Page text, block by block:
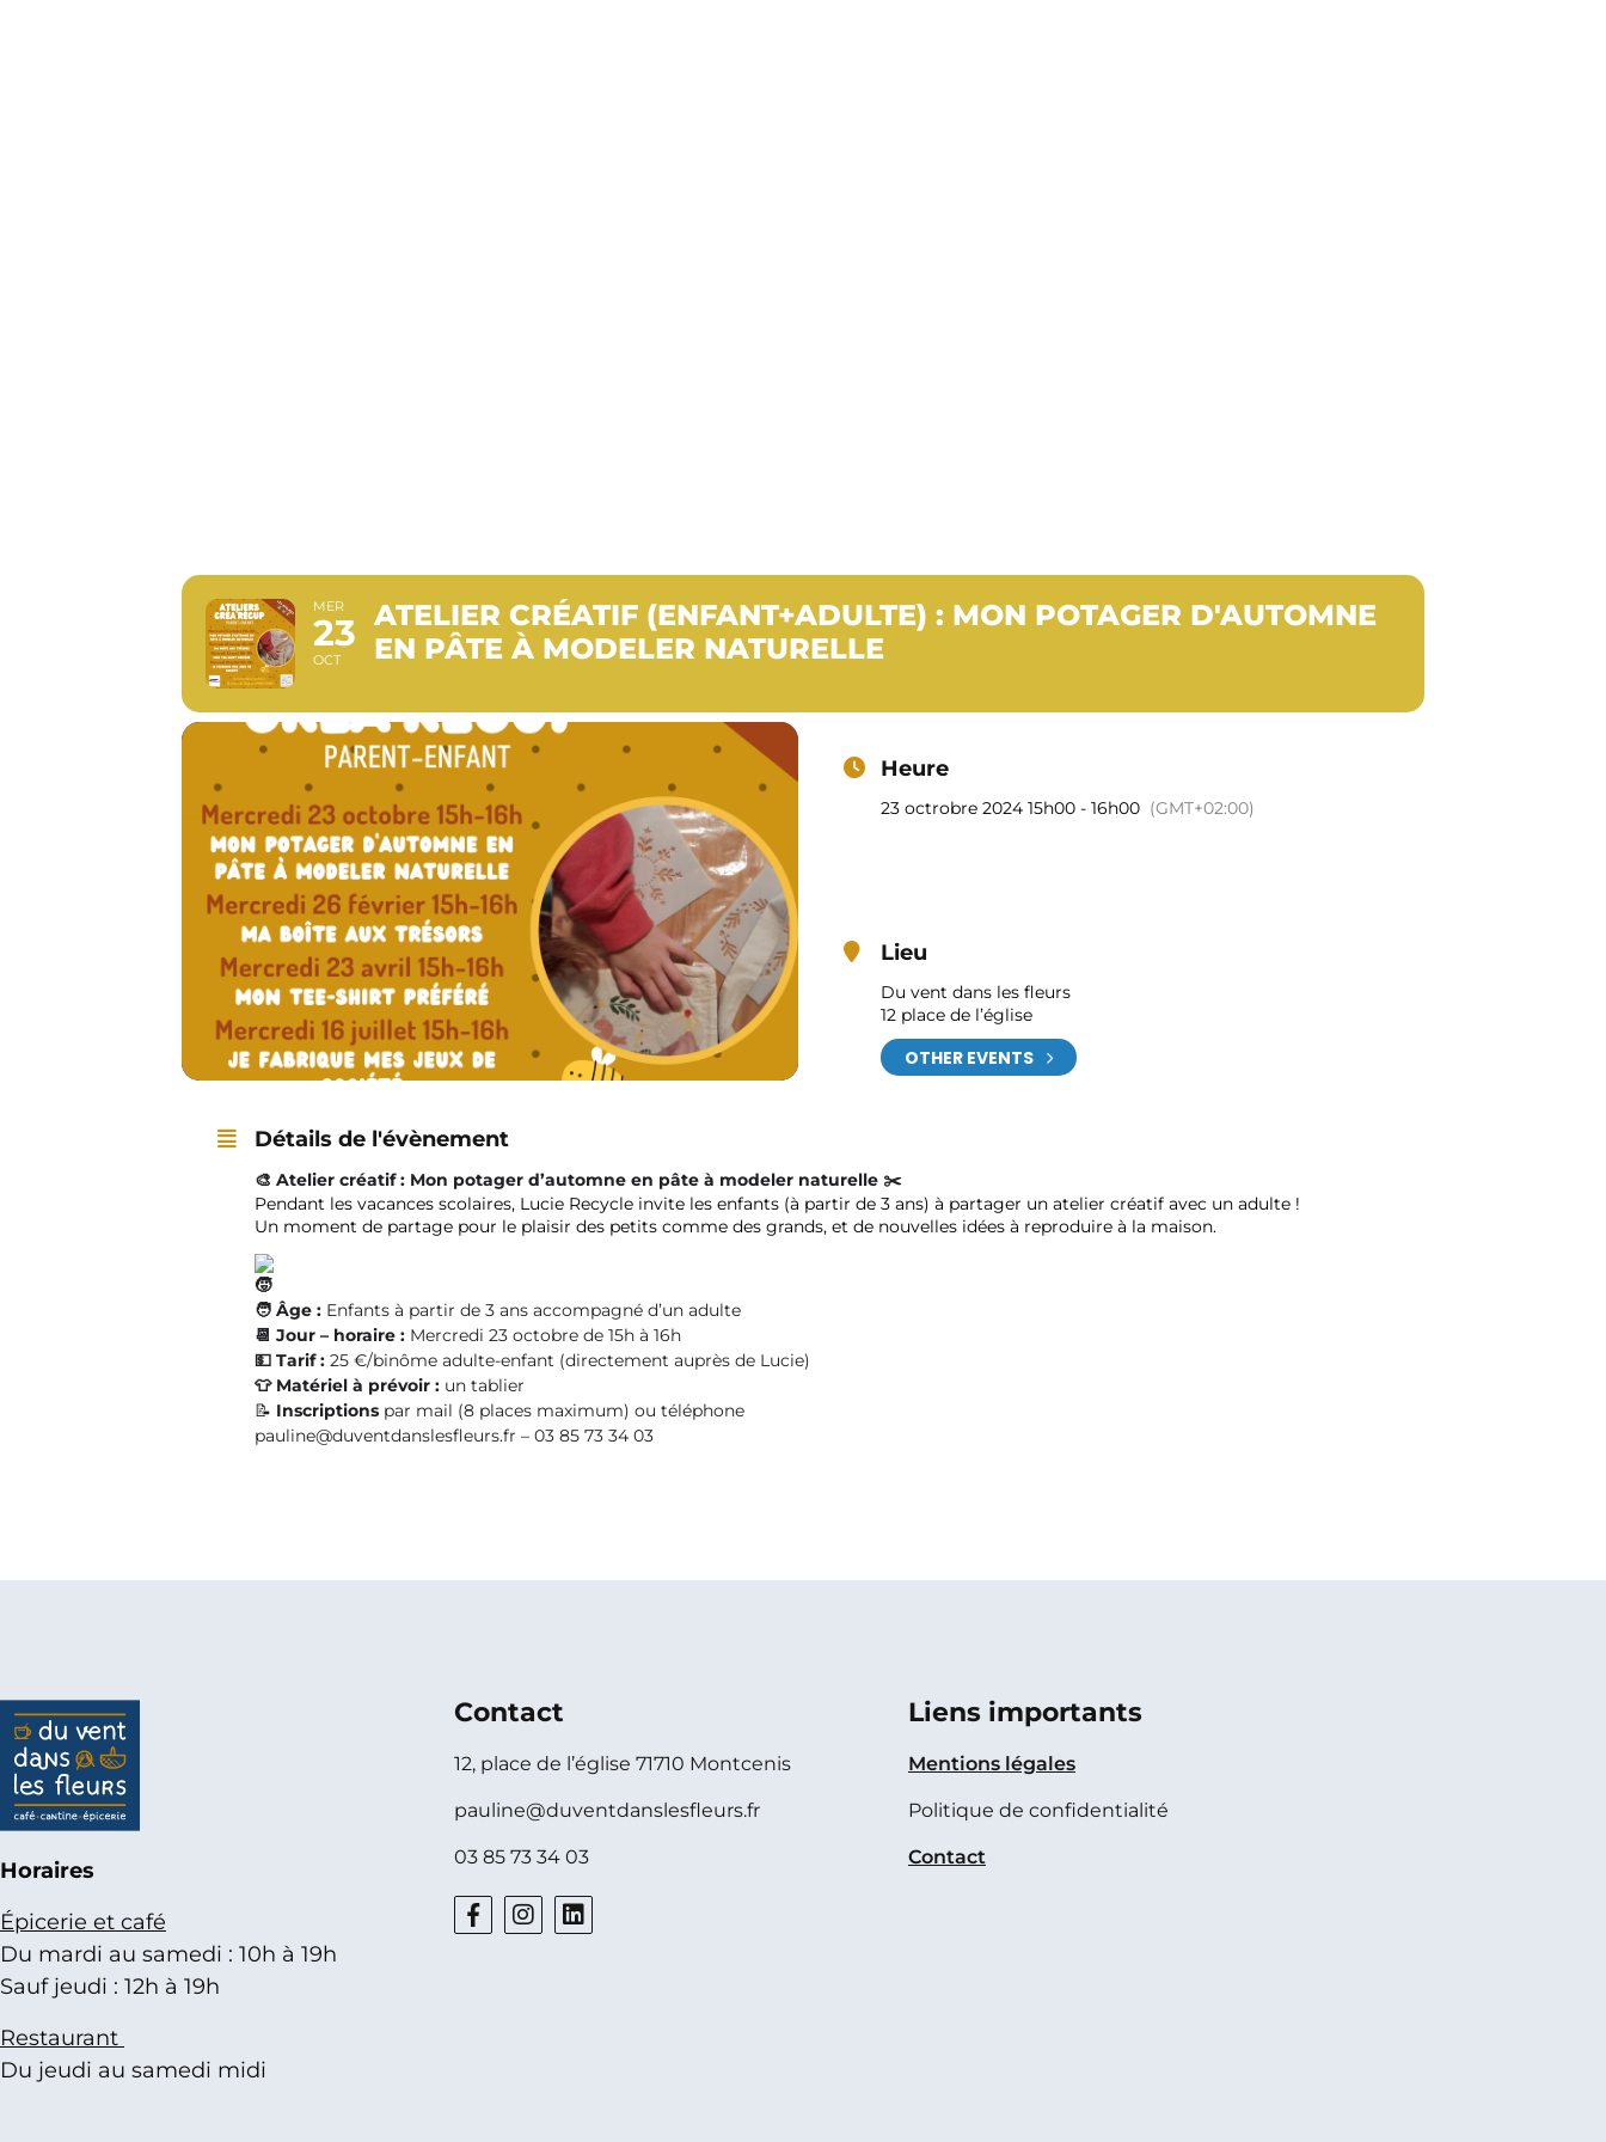
MER
23
OCT
ATELIER CRÉATIF (ENFANT+ADULTE) : MON POTAGER D'AUTOMNE
EN PÂTE À MODELER NATURELLE
Heure
23 octrobre 2024 15h00 - 16h00 (GMT+02:00)
Lieu
Du vent dans les fleurs
12 place de l’église
OTHER EVENTS
Détails de l'évènement
🎨 Atelier créatif : Mon potager d’automne en pâte à modeler naturelle ✂️
Pendant les vacances scolaires, Lucie Recycle invite les enfants (à partir de 3 ans) à partager un atelier créatif avec un adulte !
Un moment de partage pour le plaisir des petits comme des grands, et de nouvelles idées à reproduire à la maison.
🧑 Âge : Enfants à partir de 3 ans accompagné d’un adulte
📆 Jour – horaire : Mercredi 23 octobre de 15h à 16h
💵 Tarif : 25 €/binôme adulte-enfant (directement auprès de Lucie)
👕 Matériel à prévoir : un tablier
📝 Inscriptions par mail (8 places maximum) ou téléphone
pauline@duventdanslesfleurs.fr – 03 85 73 34 03
Horaires
Épicerie et café
Du mardi au samedi : 10h à 19h
Sauf jeudi : 12h à 19h
Restaurant
Du jeudi au samedi midi
Contact
12, place de l’église 71710 Montcenis
pauline@duventdanslesfleurs.fr
03 85 73 34 03
Liens importants
Mentions légales
Politique de confidentialité
Contact